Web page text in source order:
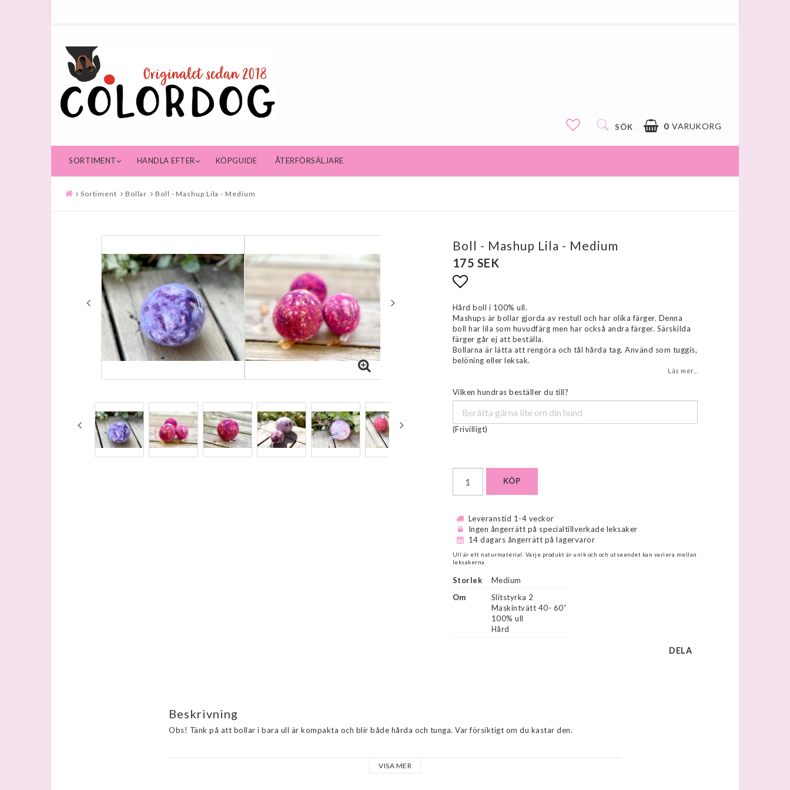
0 VARUKORG
SÖK
SORTIMENT HANDLA EFTER KÖPGUIDE ÅTERFÖRSÄLJARE
Sortiment Bollar Boll - Mashup Lila - Medium
Boll - Mashup Lila - Medium
175 SEK
Lägg till i favoritlistan
Hård boll i 100% ull.
Mashups är bollar gjorda av restull och har olika färger. Denna
boll har lila som huvudfärg men har också andra färger. Särskilda
färger går ej att beställa.
Bollarna är lätta att rengöra och tål hårda tag. Använd som tuggis,
belöning eller leksak.
Läs mer...
Vilken hundras beställer du till?
(Frivilligt)
KÖP
Leveranstid 1-4 veckor
Ingen ångerrätt på specialtillverkade leksaker
14 dagars ångerrätt på lagervaror
Ull är ett naturmaterial. Varje produkt är unik och och utseendet kan variera mellan
leksakerna.
Storlek
Medium
Om
Slitstyrka 2
Maskintvätt 40- 60˚
100% ull
Hård
DELA
Beskrivning
Obs! Tänk på att bollar i bara ull är kompakta och blir både hårda och tunga. Var försiktigt om du kastar den.
Bollarnas mått är omkrets i cm och är ungefärliga.
VISA MER